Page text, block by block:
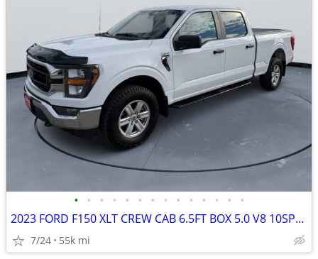
• • • • • • • • • • • • • •
2023 FORD F150 XLT CREW CAB 6.5FT BOX 5.0 V8 10SPD AUTO #523070
7/24 55k mi